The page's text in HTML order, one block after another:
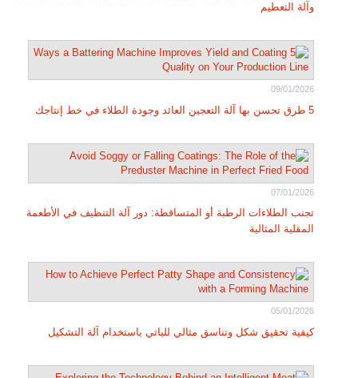
وآلة التعطيم
09/01/2026
5 طرق تحسن بها آلة التعجين العائد وجودة الطلاء في خط إنتاجك
07/01/2026
تجنب الطلاءات الرطبة أو المتساقطة: دور آلة التنظيف في الأطعمة
المقلية المثالية
05/01/2026
كيفية تحقيق شكل وتناسق مثالي للباتي باستخدام آلة التشكيل